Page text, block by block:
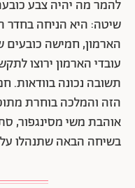
להמר מה יהיה צבע
שיטה: היא הניחה בחדר
הארמון, חמישה כובעים
עובדי הארמון ירוצו
תשובה נכונה בוודאות.
הזה והמלכה בוחרת
אוהבת משי מסינגפור,
בשיחה הבאה שתנהלו על